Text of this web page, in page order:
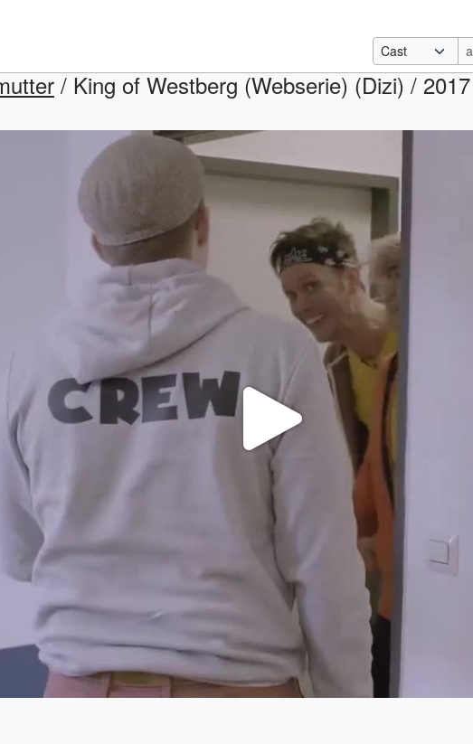
/ King of Westberg (Webserie) (Dizi) /
Oynat